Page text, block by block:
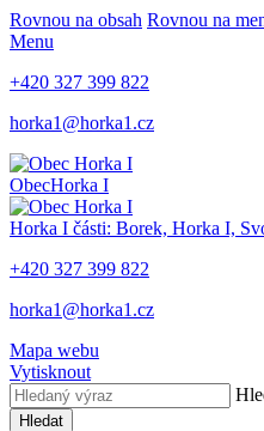
Rovnou na obsah Rovnou na
Menu
+420 327 399 822
horka1@horka1.cz
ObecHorka I
Horka I části: Borek, Horka I,
+420 327 399 822
horka1@horka1.cz
Mapa webu
Vytisknout
Hledat